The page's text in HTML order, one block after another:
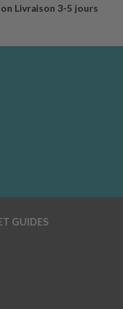
Livraison 3-5 jours
GUIDES